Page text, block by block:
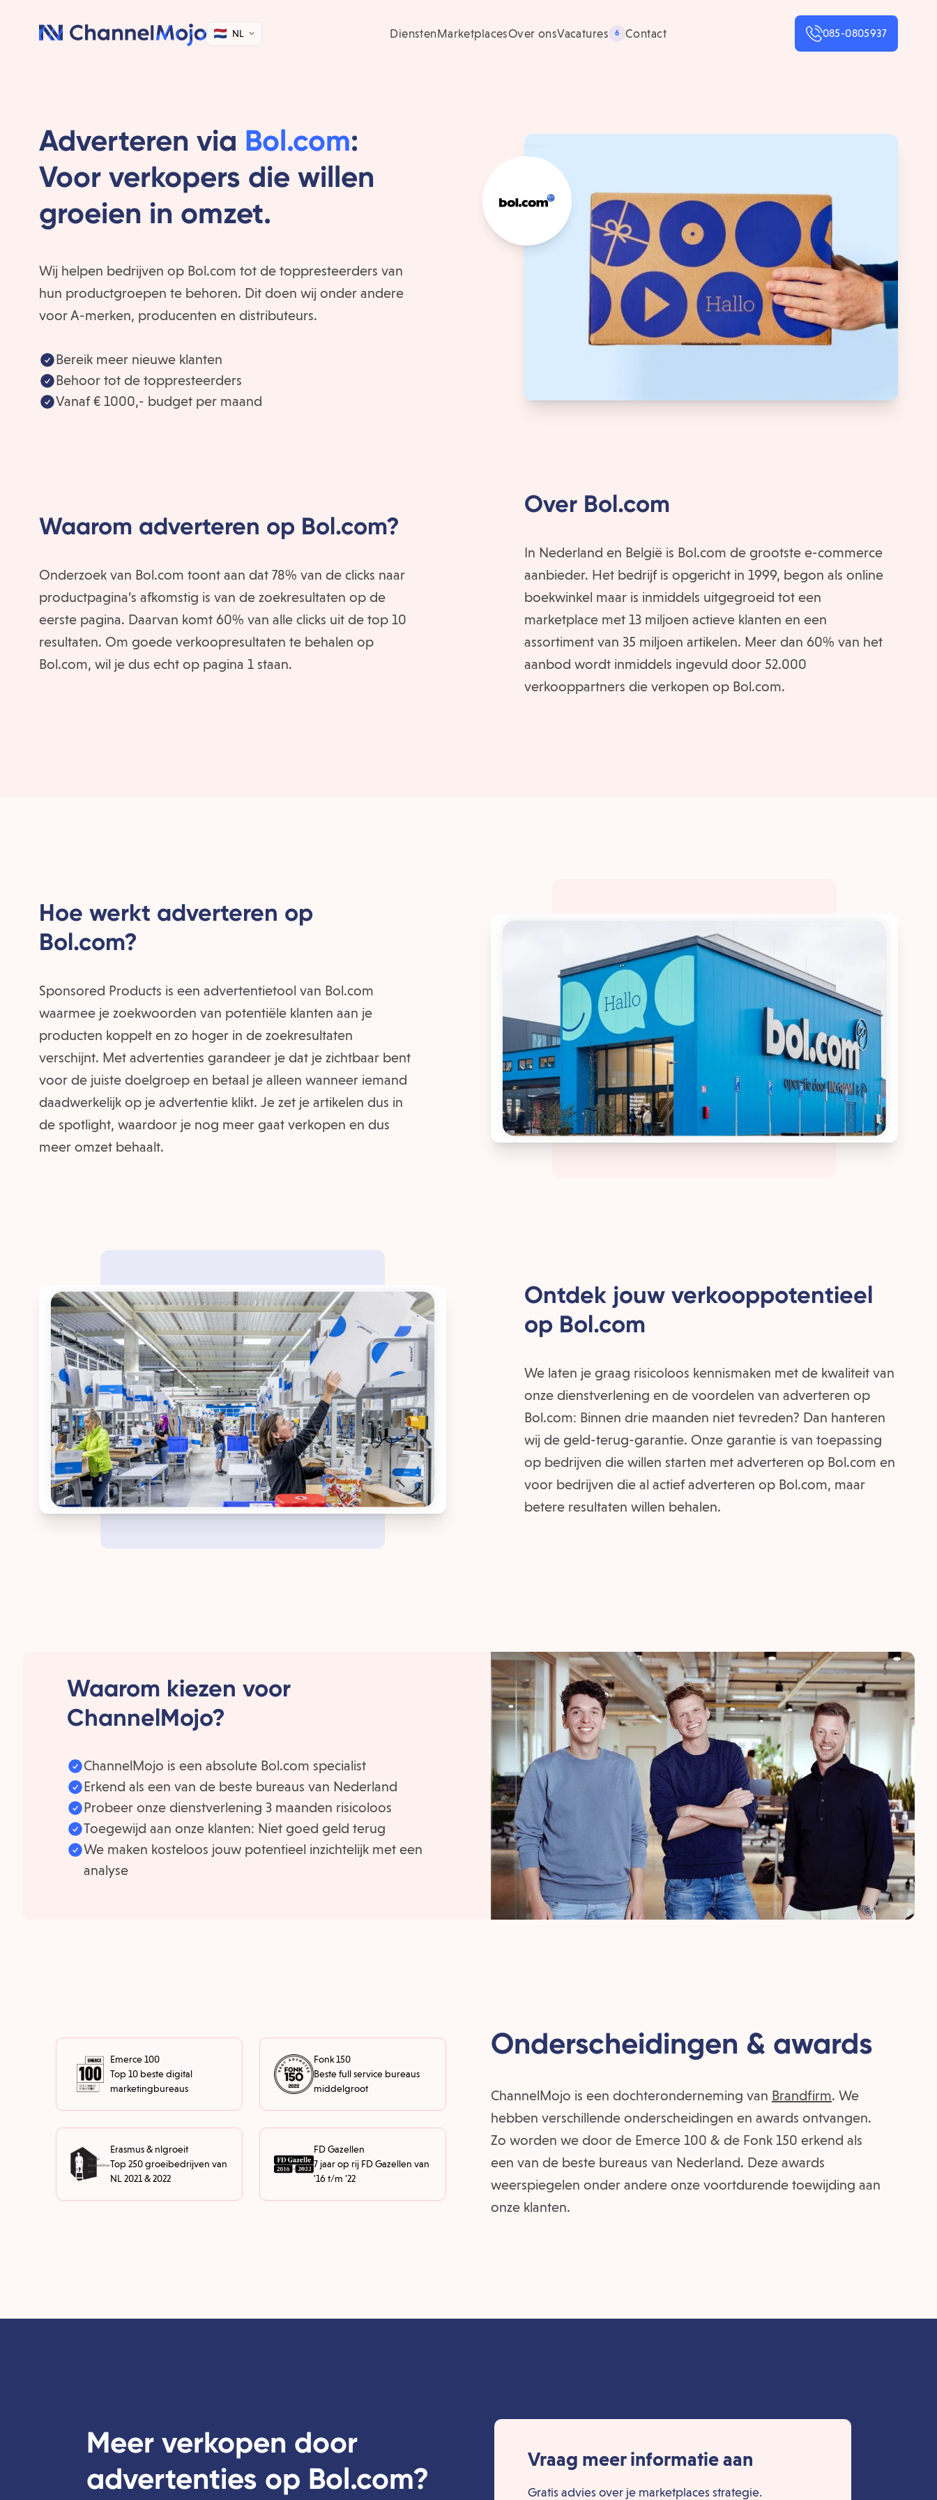
NL DienstenMarketplacesOver onsVacatures 6 Contact 085-0805937
Adverteren via Bol.com:
Voor verkopers die willen
groeien in omzet.
Wij helpen bedrijven op Bol.com tot de toppresteerders van
hun productgroepen te behoren. Dit doen wij onder andere
voor A-merken, producenten en distributeurs.
Bereik meer nieuwe klanten
Behoor tot de toppresteerders
Vanaf € 1000,- budget per maand
Waarom adverteren op Bol.com?
Onderzoek van Bol.com toont aan dat 78% van de clicks naar
productpagina’s afkomstig is van de zoekresultaten op de
eerste pagina. Daarvan komt 60% van alle clicks uit de top 10
resultaten. Om goede verkoopresultaten te behalen op
Bol.com, wil je dus echt op pagina 1 staan.
Over Bol.com
In Nederland en België is Bol.com de grootste e-commerce
aanbieder. Het bedrijf is opgericht in 1999, begon als online
boekwinkel maar is inmiddels uitgegroeid tot een
marketplace met 13 miljoen actieve klanten en een
assortiment van 35 miljoen artikelen. Meer dan 60% van het
aanbod wordt inmiddels ingevuld door 52.000
verkooppartners die verkopen op Bol.com.
Hoe werkt adverteren op
Bol.com?
Sponsored Products is een advertentietool van Bol.com
waarmee je zoekwoorden van potentiële klanten aan je
producten koppelt en zo hoger in de zoekresultaten
verschijnt. Met advertenties garandeer je dat je zichtbaar bent
voor de juiste doelgroep en betaal je alleen wanneer iemand
daadwerkelijk op je advertentie klikt. Je zet je artikelen dus in
de spotlight, waardoor je nog meer gaat verkopen en dus
meer omzet behaalt.
Ontdek jouw verkooppotentieel
op Bol.com
We laten je graag risicoloos kennismaken met de kwaliteit van
onze dienstverlening en de voordelen van adverteren op
Bol.com: Binnen drie maanden niet tevreden? Dan hanteren
wij de geld-terug-garantie. Onze garantie is van toepassing
op bedrijven die willen starten met adverteren op Bol.com en
voor bedrijven die al actief adverteren op Bol.com, maar
betere resultaten willen behalen.
Waarom kiezen voor
ChannelMojo?
ChannelMojo is een absolute Bol.com specialist
Erkend als een van de beste bureaus van Nederland
Probeer onze dienstverlening 3 maanden risicoloos
Toegewijd aan onze klanten: Niet goed geld terug
We maken kosteloos jouw potentieel inzichtelijk met een
analyse
Onderscheidingen & awards
ChannelMojo is een dochteronderneming van Brandfirm. We
hebben verschillende onderscheidingen en awards ontvangen.
Zo worden we door de Emerce 100 & de Fonk 150 erkend als
een van de beste bureaus van Nederland. Deze awards
weerspiegelen onder andere onze voortdurende toewijding aan
onze klanten.
Emerce 100
Top 10 beste digital
marketingbureaus
Fonk 150
Beste full service bureaus
middelgroot
Erasmus & nlgroeit
Top 250 groeibedrijven van
NL 2021 & 2022
FD Gazellen
7 jaar op rij FD Gazellen van
'16 t/m '22
Meer verkopen door
advertenties op Bol.com?
Vraag meer informatie aan
Gratis advies over je marketplaces strategie.